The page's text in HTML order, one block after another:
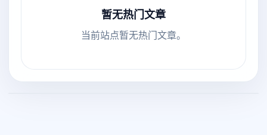
暂无热门文章
当前站点暂无热门文章。